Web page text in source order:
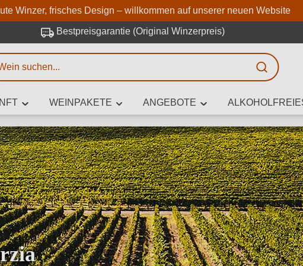
Zum Hauptinhalt springen
Zur Suche springen
Zur Hauptnavigation springen
Winzer, frisches Design – willkommen auf unserer neuen Website
Bestpreisgarantie (Original Winzerpreis)
WEINPAKETE ANGEBOTE
eingeben
Erweiterte
Sie, welchen Wein Sie suchen – ob nach Geschmack, Anlass, Weinnamen,
Rebsorte, Region, Winzer oder anderen Kriterien.